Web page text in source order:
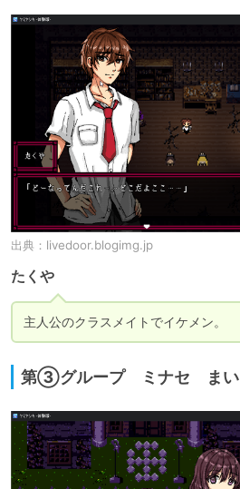
出典： livedoor.blogimg.jp
たくや
主人公のクラスメイトでイケメン。
第③グループ ミナセ まい